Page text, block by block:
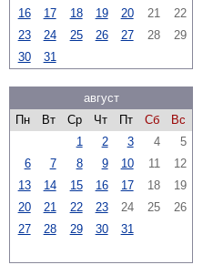
16
17 18 19 20 21
22
23
24 25 26 27 28
29
30
31
август
Пн
Вт Ср Чт Пт Сб
Вс
1
2 3 4
5
6
7 8 9 10 11
12
13
14 15 16 17 18
19
20
21 22 23 24 25
26
27
28 29 30 31